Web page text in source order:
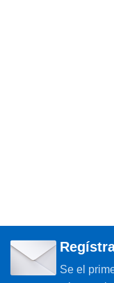
Se el